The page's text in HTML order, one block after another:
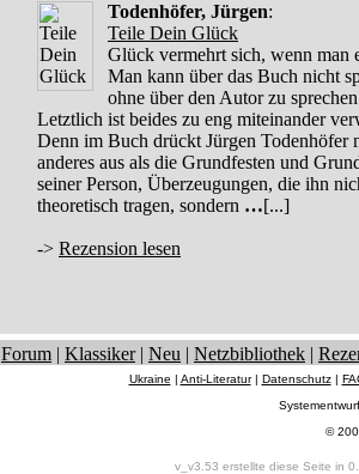
Todenhöfer, Jürgen:
Teile Dein Glück
Glück vermehrt sich, wenn man
Man kann über das Buch nicht
ohne über den Autor zu
Letztlich ist beides zu eng miteinander
Denn im Buch drückt Jürgen Todenhöfer
anderes aus als die Grundfesten und
seiner Person, Überzeugungen, die ihn
theoretisch tragen, sondern …[...]
-> Rezension lesen
Forum | Klassiker| Neu | Netzbibliothek |
Ukraine | Anti-Literatur| Datenschutz|
©
v_v3.53 erstellte diese Seite in